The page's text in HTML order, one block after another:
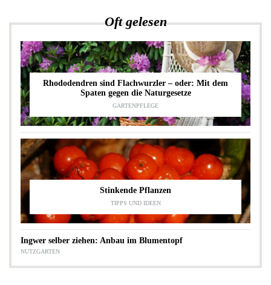
Oft gelesen
Rhododendren sind Flachwurzler – oder: Mit dem
Spaten gegen die Naturgesetze
GARTENPFLEGE
Stinkende Pflanzen
TIPPS UND IDEEN
Ingwer selber ziehen: Anbau im Blumentopf
NUTZGARTEN